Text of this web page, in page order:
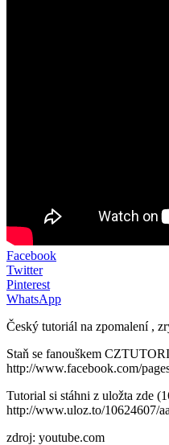
Facebook
Twitter
Pinterest
WhatsApp
Český tutoriál na zpomalení ,
Staň se fanouškem
http://www.facebook.com/
Tutorial si stáhni z uložta zde
http://www.uloz.to/10624607/
zdroj: youtube.com